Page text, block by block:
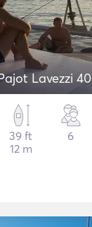
Lavezzi 40
39 ft
12 m
6